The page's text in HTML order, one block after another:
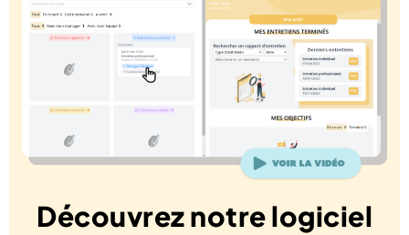
Découvrez notre logiciel